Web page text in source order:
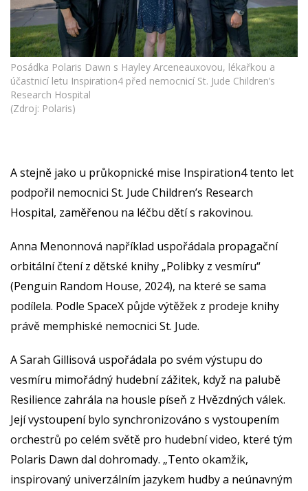
Posádka Polaris Dawn s Hayley Arceneauxovou, lékařkou a
účastnicí letu Inspiration4 před nemocnicí St. Jude Children’s
Research Hospital
(Zdroj: Polaris)
A stejně jako u průkopnické mise Inspiration4 tento let
podpořil nemocnici St. Jude Children’s Research
Hospital, zaměřenou na léčbu dětí s rakovinou.
Anna Menonnová například uspořádala propagační
orbitální čtení z dětské knihy „Polibky z vesmíru“
(Penguin Random House, 2024), na které se sama
podílela. Podle SpaceX půjde výtěžek z prodeje knihy
právě memphiské nemocnici St. Jude.
A Sarah Gillisová uspořádala po svém výstupu do
vesmíru mimořádný hudební zážitek, když na palubě
Resilience zahrála na housle píseň z Hvězdných válek.
Její vystoupení bylo synchronizováno s vystoupením
orchestrů po celém světě pro hudební video, které tým
Polaris Dawn dal dohromady. „Tento okamžik,
inspirovaný univerzálním jazykem hudby a neúnavným